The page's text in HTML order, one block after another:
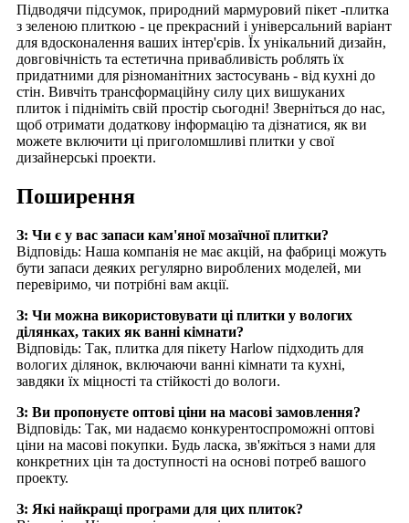
Підводячи підсумок, природний мармуровий пікет -плитка
з зеленою плиткою - це прекрасний і універсальний варіант
для вдосконалення ваших інтер'єрів. Їх унікальний дизайн,
довговічність та естетична привабливість роблять їх
придатними для різноманітних застосувань - від кухні до
стін. Вивчіть трансформаційну силу цих вишуканих
плиток і підніміть свій простір сьогодні! Зверніться до нас,
щоб отримати додаткову інформацію та дізнатися, як ви
можете включити ці приголомшливі плитки у свої
дизайнерські проекти.
Поширення
З: Чи є у вас запаси кам'яної мозаїчної плитки?
Відповідь: Наша компанія не має акцій, на фабриці можуть
бути запаси деяких регулярно вироблених моделей, ми
перевіримо, чи потрібні вам акції.
З: Чи можна використовувати ці плитки у вологих
ділянках, таких як ванні кімнати?
Відповідь: Так, плитка для пікету Harlow підходить для
вологих ділянок, включаючи ванні кімнати та кухні,
завдяки їх міцності та стійкості до вологи.
З: Ви пропонуєте оптові ціни на масові замовлення?
Відповідь: Так, ми надаємо конкурентоспроможні оптові
ціни на масові покупки. Будь ласка, зв'яжіться з нами для
конкретних цін та доступності на основі потреб вашого
проекту.
З: Які найкращі програми для цих плиток?